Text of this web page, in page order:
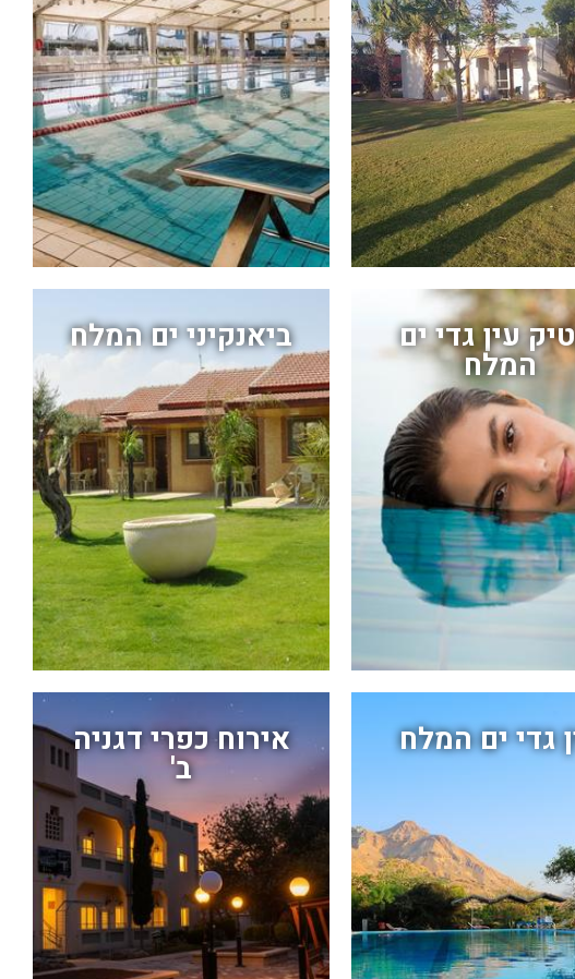
עין גדי ים
המלח
ביאנקיני ים המלח
גדי ים המלח אירוח כפרי דגניה
ב'